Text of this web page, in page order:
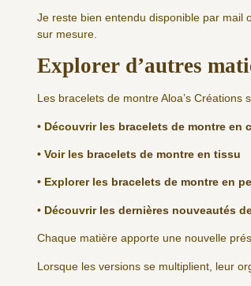
Je reste bien entendu disponible par mail
sur mesure.
Explorer d’autres
Les bracelets de montre Aloa’s
• Découvrir les bracelets de montre en
• Voir les bracelets de montre en tissu
• Explorer les bracelets de montre en
• Découvrir les dernières nouveautés
Chaque matière apporte une nouvelle
Lorsque les versions se multiplient, leur